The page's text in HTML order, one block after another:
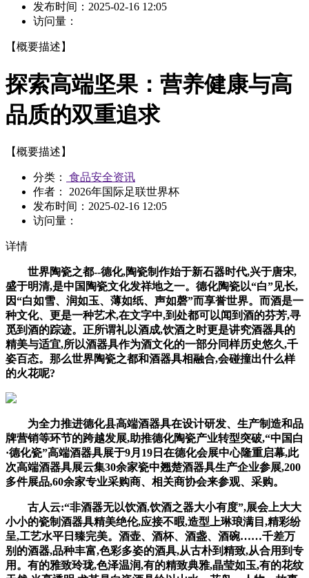
发布时间： 2025-02-16 12:05
访问量：
【概要描述】
探索高端坚果：营养健康与高
品质的双重追求
【概要描述】
分类：
食品安全资讯
作者： 2026年国际足联世界杯
发布时间： 2025-02-16 12:05
访问量：
详情
世界陶瓷之都--德化,陶瓷制作始于新石器时代,兴于唐宋,
盛于明清,是中国陶瓷文化发祥地之一。德化陶瓷以“白”见长,
因“白如雪、润如玉、薄如纸、声如磬”而享誉世界。而酒是一
种文化、更是一种艺术,在文字中,到处都可以闻到酒的芬芳,寻
觅到酒的踪迹。正所谓礼以酒成,饮酒之时更是讲究酒器具的
精美与适宜,所以酒器具作为酒文化的一部分同样历史悠久,千
姿百态。那么世界陶瓷之都和酒器具相融合,会碰撞出什么样
的火花呢?
为全力推进德化县高端酒器具在设计研发、生产制造和品
牌营销等环节的跨越发展,助推德化陶瓷产业转型突破,“中国白
·德化瓷”高端酒器具展于9月19日在德化会展中心隆重启幕,此
次高端酒器具展云集30余家瓷中翘楚酒器具生产企业参展,200
多件展品,60余家专业采购商、相关商协会来参观、采购。
古人云:“非酒器无以饮酒,饮酒之器大小有度”,展会上大大
小小的瓷制酒器具精美绝伦,应接不暇,造型上琳琅满目,精彩纷
呈,工艺水平日臻完美。酒壶、酒杯、酒盏、酒碗……千差万
别的酒器,品种丰富,色彩多姿的酒具,从古朴到精致,从合用到专
用。有的雅致玲珑,色泽温润,有的精致典雅,晶莹如玉,有的花纹